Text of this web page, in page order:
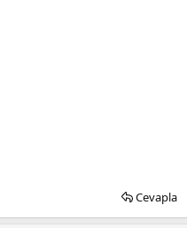
Cevapla